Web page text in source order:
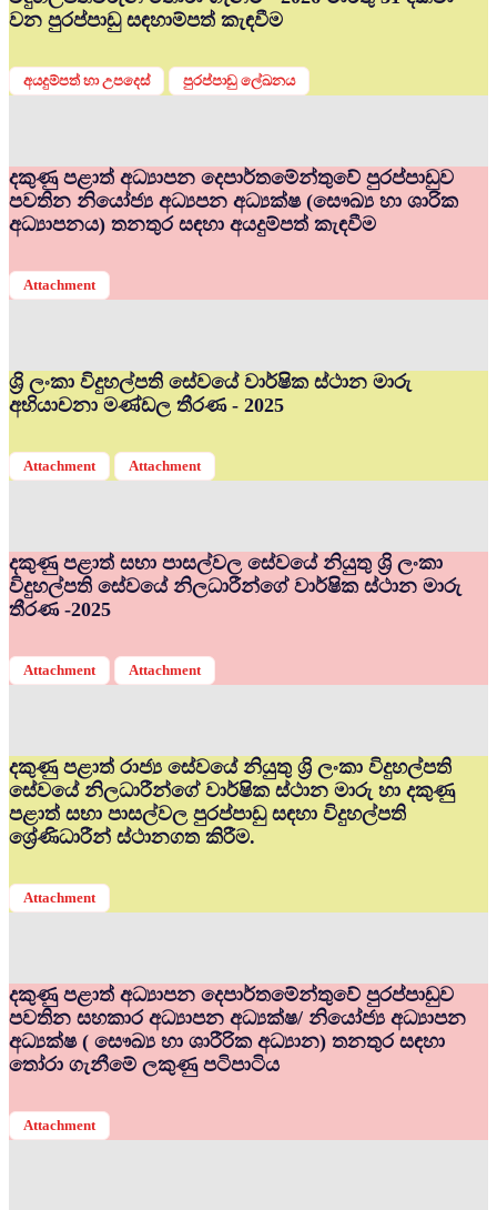
වන පුරප්පාඩු සඳහාම්පත් කැඳවීම
අයදුම්පත් හා උපදෙස් පුරප්පාඩු ලේඛනය
දකුණු පළාත් අධ්‍යාපන දෙපාර්තමේන්තුවේ පුරප්පාඩුව
පවතින නියෝජ්‍ය අධ්‍යපන අධ්‍යක්ෂ (සෞඛ්‍ය හා ශාරික
අධ්‍යාපනය) තනතුර සඳහා අයදුම්පත් කැඳවීම
Attachment
ශ්‍රි ලංකා විදුහල්පති සේවයේ වාර්ෂික ස්ථාන මාරු
අභියාචනා මණ්ඩල තීරණ - 2025
Attachment Attachment
දකුණු පළාත් සභා පාසල්වල සේවයේ නියුතු ශ්‍රි ලංකා
විදුහල්පති සේවයේ නිලධාරීන්ගේ වාර්ෂික ස්ථාන මාරු
තීරණ -2025
Attachment Attachment
දකුණු පළාත් රාජ්‍ය සේවයේ නියුතු ශ්‍රි ලංකා විදුහල්පති
සේවයේ නිලධාරීන්ගේ වාර්ෂික ස්ථාන මාරු හා දකුණු
පළාත් සභා පාසල්වල පුරප්පාඩු සඳහා විදුහල්පති
ශ්‍රේණිධාරීන් ස්ථානගත කිරීම.
Attachment
දකුණු පළාත් අධ්‍යාපන දෙපාර්තමේන්තුවේ පුරප්පාඩුව
පවතින සහකාර අධ්‍යාපන අධ්‍යක්ෂ/ නියෝජ්‍ය අධ්‍යාපන
අධ්‍යක්ෂ ( සෞඛ්‍ය හා ශාරීරික අධ්‍යාන) තනතුර සඳහා
තෝරා ගැනීමේ ලකුණු පටිපාටිය
Attachment